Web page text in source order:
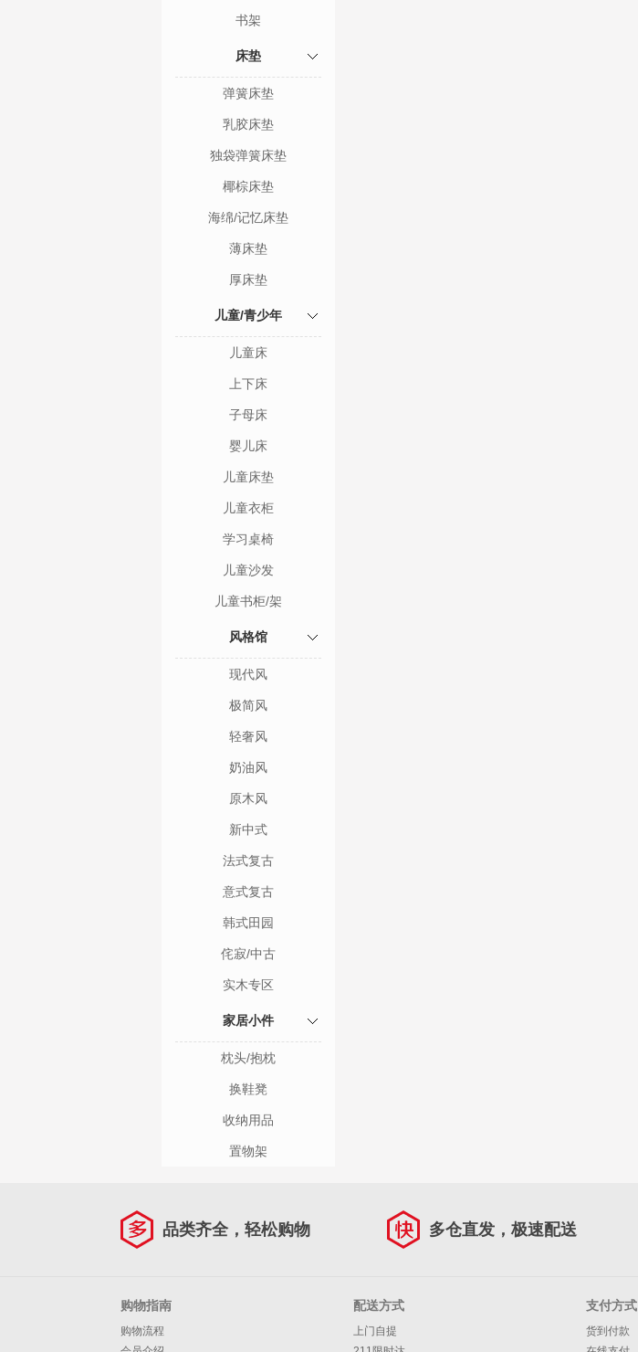
书架
床垫
弹簧床垫
乳胶床垫
独袋弹簧床垫
椰棕床垫
海绵/记忆床垫
薄床垫
厚床垫
儿童/青少年
儿童床
上下床
子母床
婴儿床
儿童床垫
儿童衣柜
学习桌椅
儿童沙发
儿童书柜/架
风格馆
现代风
极简风
轻奢风
奶油风
原木风
新中式
法式复古
意式复古
韩式田园
侘寂/中古
实木专区
家居小件
枕头/抱枕
换鞋凳
收纳用品
置物架
品类齐全，轻松购物 多仓直发，极速配送
购物指南
购物流程
配送方式
上门自提
支付方式
货到付款